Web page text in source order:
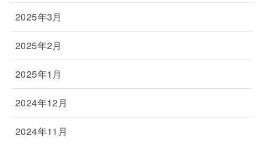
2025年3月
2025年2月
2025年1月
2024年12月
2024年11月